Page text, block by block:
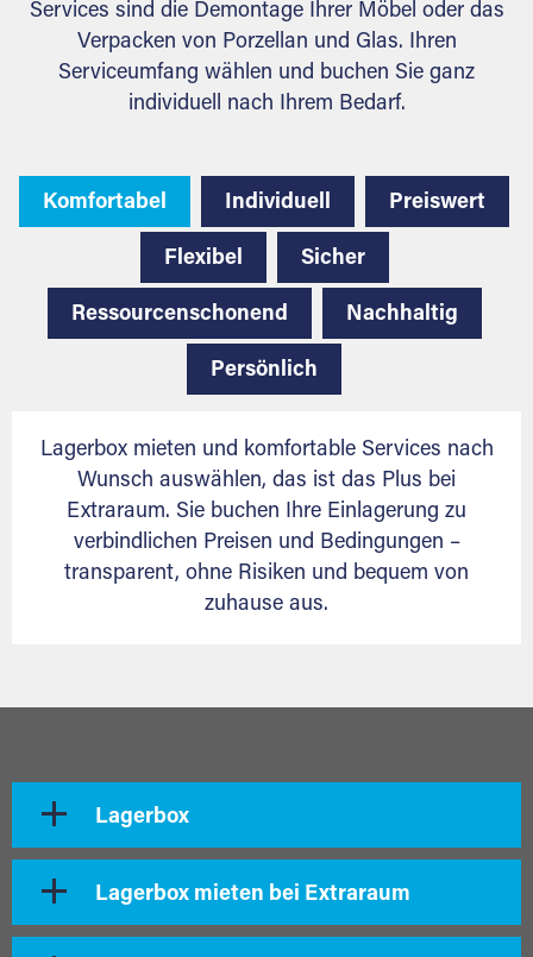
Services sind die Demontage Ihrer Möbel oder das
Verpacken von Porzellan und Glas. Ihren
Serviceumfang wählen und buchen Sie ganz
individuell nach Ihrem Bedarf.
Komfortabel Individuell Preiswert
Flexibel Sicher
Ressourcenschonend Nachhaltig
Persönlich
Lagerbox mieten und komfortable Services nach
Wunsch auswählen, das ist das Plus bei
Extraraum. Sie buchen Ihre Einlagerung zu
verbindlichen Preisen und Bedingungen –
transparent, ohne Risiken und bequem von
zuhause aus.
Lagerbox
Lagerbox mieten bei Extraraum